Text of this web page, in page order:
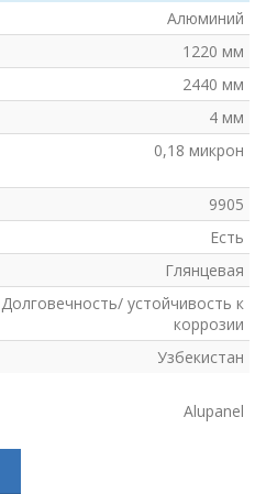
Алюминий
1220 мм
2440 мм
4 мм
0,18 микрон
9905
Есть
Глянцевая
Долговечность/ устойчивость к
коррозии
Узбекистан
Alupanel